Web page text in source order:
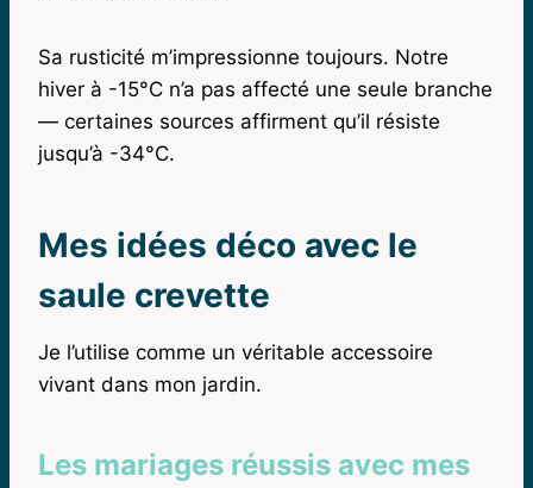
Sa rusticité m’impressionne toujours. Notre
hiver à -15°C n’a pas affecté une seule branche
— certaines sources affirment qu’il résiste
jusqu’à -34°C.
Mes idées déco avec le
saule crevette
Je l’utilise comme un véritable accessoire
vivant dans mon jardin.
Les mariages réussis avec mes